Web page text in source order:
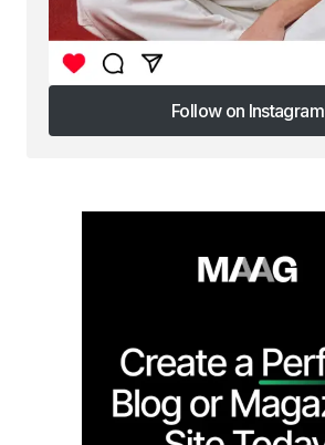
Follow on Instagram
Follow on Instagram